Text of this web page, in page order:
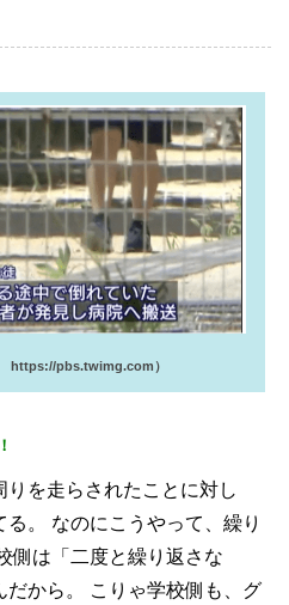
https://pbs.twimg.com）
を走らされたことに対し
。
なのにこうやって、繰り
側は「二度と繰り返さな
から。
こりゃ学校側も、グ